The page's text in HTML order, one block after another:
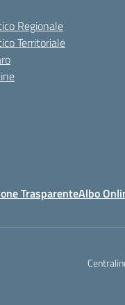
Regionale
Territoriale
TrasparenteAlbo